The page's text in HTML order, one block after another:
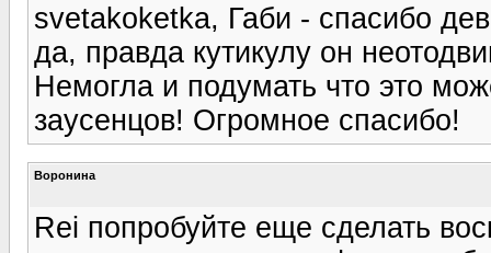
svetakoketka, Габи - спасибо
да, правда кутикулу он
Немогла и подумать что это
заусенцов! Огромное спасибо!
Воронина
Rei попробуйте еще сделать